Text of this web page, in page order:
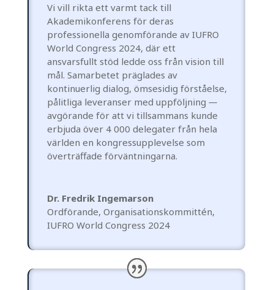
Vi vill rikta ett varmt tack till
Akademikonferens för deras
professionella genomförande av IUFRO
World Congress 2024, där ett
ansvarsfullt stöd ledde oss från vision till
mål. Samarbetet präglades av
kontinuerlig dialog, ömsesidig förståelse,
pålitliga leveranser med uppföljning —
avgörande för att vi tillsammans kunde
erbjuda över 4 000 delegater från hela
världen en kongressupplevelse som
överträffade förväntningarna.
Dr. Fredrik Ingemarson
Ordförande, Organisationskommittén,
IUFRO World Congress 2024